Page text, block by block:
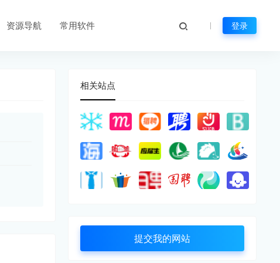
资源导航 常用软件 登录
相关站点
提交我的网站